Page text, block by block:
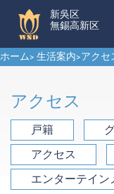
新吳区
無錫高新区
ホーム> 生活案内>アクセ
アクセス
戸籍
アクセス
エンターテイン